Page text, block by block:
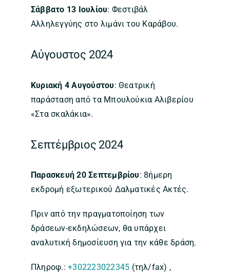
Σάββατο 13 Ιουλίου: Φεστιβάλ
Αλληλεγγύης στο λιμάνι του Καράβου.
Αύγουστος 2024
Κυριακή 4 Αυγούστου: Θεατρική
παράσταση από τα Μπουλούκια Αλιβερίου
«Στα σκαλάκια».
Σεπτέμβριος 2024
Παρασκευή 20 Σεπτεμβρίου: 8ήμερη
εκδρομή εξωτερικού Δαλματικές Ακτές.
Πριν από την πραγματοποίηση των
δράσεων-εκδηλώσεων, θα υπάρχει
αναλυτική δημοσίευση για την κάθε δράση.
Πληροφ.:+302223022345 (τηλ/fax) ,